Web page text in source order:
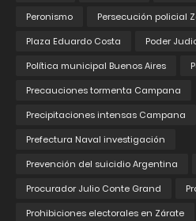
Peronismo
Persecución policial
Plaza Eduardo Costa
Poder
Política municipal Buenos Aires
Precauciones tormenta Campana
Precipitaciones intensas Campana
Prefectura Naval investigación
Prevención del suicidio Argentina
Procurador Julio Conte Grand
Prohibiciones electorales en Zárate